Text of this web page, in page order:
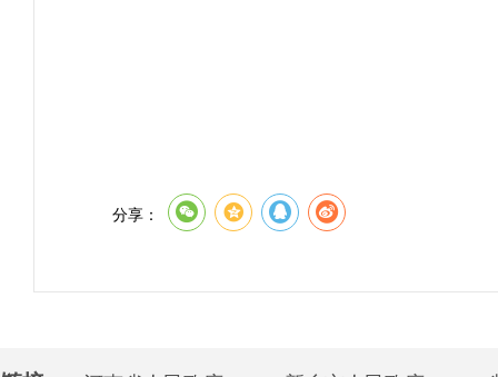
分享：